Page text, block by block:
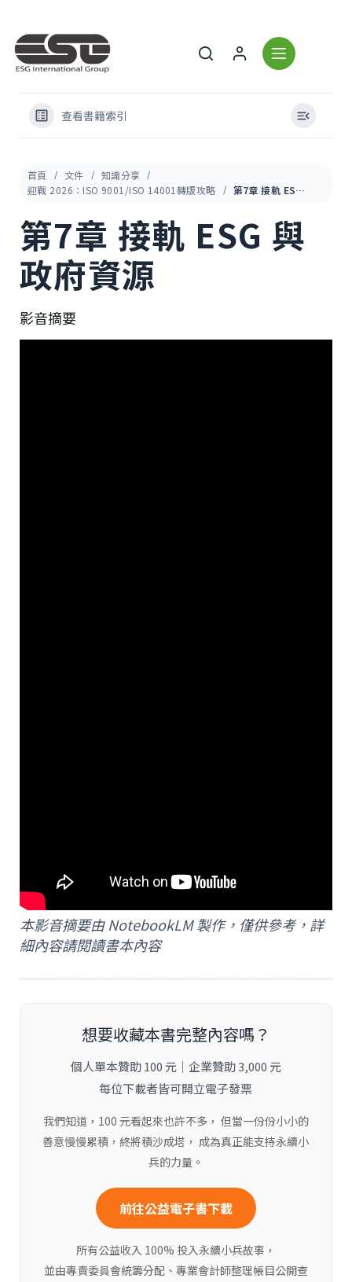
查看書籍索引
首頁 文件
知識分享
迎戰 2026：ISO 9001/ISO 14001轉版攻略
第7章 接軌 ESG 與政府資源
第7章 接軌 ESG 與
政府資源
影音摘要
本影音摘要由 NotebookLM 製作，僅供參考，詳
細內容請閱讀書本內容
想要收藏本書完整內容嗎？
個人單本贊助 100 元｜企業贊助 3,000 元
每位下載者皆可開立電子發票
我們知道，100 元看起來也許不多， 但當一份份小小的
善意慢慢累積，終將積沙成塔， 成為真正能支持永續小
兵的力量。
前往公益電子書下載
所有公益收入 100% 投入永續小兵故事，
並由專責委員會統籌分配、專業會計師整理帳目公開查